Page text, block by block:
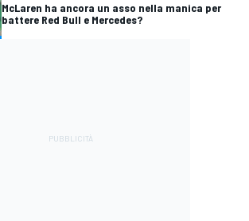
McLaren ha ancora un asso nella manica per
battere Red Bull e Mercedes?